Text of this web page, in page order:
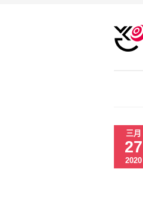
三月
27
2020